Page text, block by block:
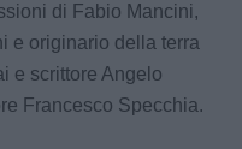
di Fabio Mancini,
e originario della terra
e scrittore Angelo
Francesco Specchia.